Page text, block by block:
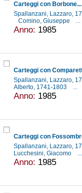
Carteggi con
Spallanzani, Lazzaro,
Comino, Giuseppe
...
Anno: 1985
Carteggi con
Spallanzani, Lazzaro,
Alberto, 1741-1803
...
Anno: 1985
Carteggi con
Spallanzani, Lazzaro,
Lucchesini, Giacomo
...
Anno: 1985